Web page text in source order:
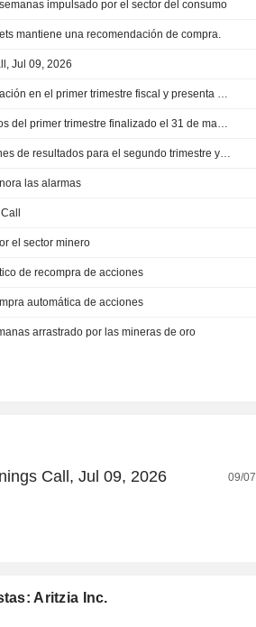
impulsado por el sector del consumo
mantiene una recomendación de compra.
Jul 09, 2026
Aritzia eleva su beneficio y facturación en el primer trimestre fiscal y presenta previsiones para 2027
Aritzia Inc. presenta sus resultados del primer trimestre finalizado el 31 de mayo de 2026
Aritzia Inc. presenta sus previsiones de resultados para el segundo trimestre y el conjunto del ejercicio fiscal 2027
las alarmas
el sector minero
de recompra de acciones
automática de acciones
arrastrado por las mineras de oro
Call, Jul 09, 2026 09/07
Aritzia Inc.